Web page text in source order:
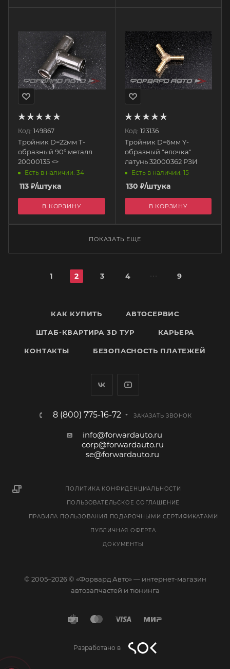
Код: 149867
Тройник D=22мм Т-
образный 90° металл
20000135 <>
Есть в наличии: 34
113 ₽/штука
В КОРЗИНУ
Код: 123136
Тройник D=6мм Y-
образный "елочка"
латунь 32000362 РЗИ
Есть в наличии: 15
130 ₽/штука
В КОРЗИНУ
ПОКАЗАТЬ ЕЩЕ
1 2 3 4 9
КАК КУПИТЬ АВТОСЕРВИС
ШТАБ-КВАРТИРА 3D ТУР КАРЬЕРА
КОНТАКТЫ БЕЗОПАСНОСТЬ ПЛАТЕЖЕЙ
8 (800) 775-16-72 ЗАКАЗАТЬ ЗВОНОК
info@forwardauto.ru
corp@forwardauto.ru
se@forwardauto.ru
ПОЛИТИКА КОНФИДЕНЦИАЛЬНОСТИ
ПОЛЬЗОВАТЕЛЬСКОЕ СОГЛАШЕНИЕ
ПРАВИЛА ПОЛЬЗОВАНИЯ ПОДАРОЧНЫМИ СЕРТИФИКАТАМИ
ПУБЛИЧНАЯ ОФЕРТА
ДОКУМЕНТЫ
© 2005–2026 © «Форвард Авто» — интернет-магазин
автозапчастей и тюнинга
Разработано в